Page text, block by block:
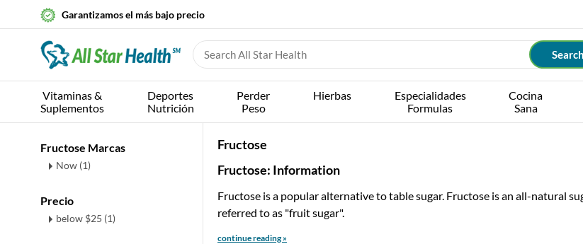
Garantizamos el más bajo precio
Vitaminas &
Suplementos
Deportes
Nutrición
Perder
Peso
Hierbas
Especialidades
Formulas
Cocina
Sana
Fructose Marcas
Now (1)
Precio
below $25 (1)
Fructose
Fructose: Information
Fructose is a popular alternative to table sugar. Fructose is an all-natural
referred to as "fruit sugar".
continue reading »